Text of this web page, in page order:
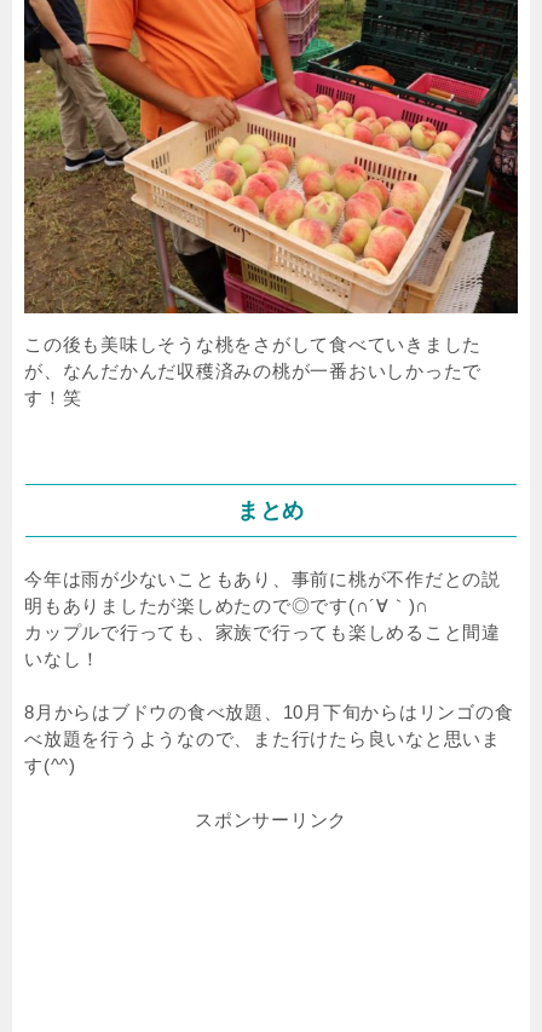
この後も美味しそうな桃をさがして食べていきました
が、なんだかんだ収穫済みの桃が一番おいしかったで
す！笑
まとめ
今年は雨が少ないこともあり、事前に桃が不作だとの説
明もありましたが楽しめたので◎です(∩´∀｀)∩
カップルで行っても、家族で行っても楽しめること間違
いなし！
8月からはブドウの食べ放題、10月下旬からはリンゴの食
べ放題を行うようなので、また行けたら良いなと思いま
す(^^)
スポンサーリンク